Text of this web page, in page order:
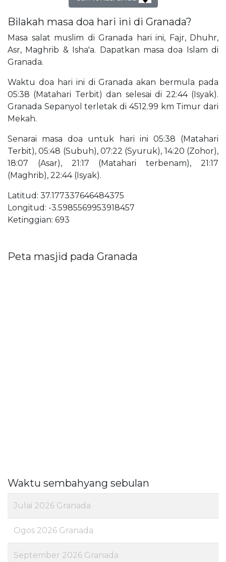
Bilakah masa doa hari ini di Granada?
Masa salat muslim di Granada hari ini, Fajr, Dhuhr,
Asr, Maghrib & Isha'a. Dapatkan masa doa Islam di
Granada.
Waktu doa hari ini di Granada akan bermula pada
05:38 (Matahari Terbit) dan selesai di 22:44 (Isyak).
Granada Sepanyol terletak di 4512.99 km Timur dari
Mekah.
Senarai masa doa untuk hari ini 05:38 (Matahari
Terbit), 05:48 (Subuh), 07:22 (Syuruk), 14:20 (Zohor),
18:07 (Asar), 21:17 (Matahari terbenam), 21:17
(Maghrib), 22:44 (Isyak).
Latitud: 37.177337646484375
Longitud: -3.5985569953918457
Ketinggian: 693
Peta masjid pada Granada
Waktu sembahyang sebulan
Julai 2026 Granada
Ogos 2026 Granada
September 2026 Granada